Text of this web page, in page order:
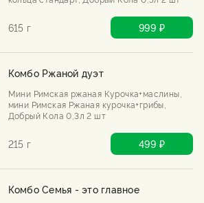
615 г 999 ₽
Комбо Ржаной дуэт
Мини Римская ржаная Курочка+маслины,
мини Римская Ржаная курочка+грибы,
Добрый Кола 0,3л 2 шт
215 г 499 ₽
Комбо Семья - это главное